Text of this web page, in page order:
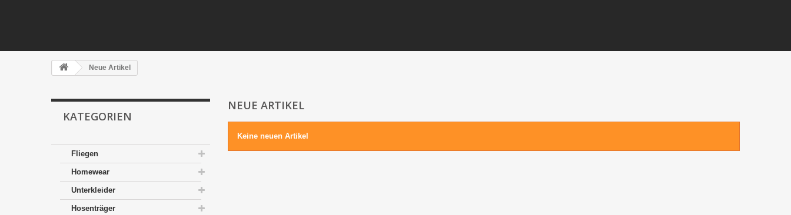
Neue Artikel
KATEGORIEN
Fliegen
Homewear
Unterkleider
Hosenträger
NEUE ARTIKEL
Keine neuen Artikel